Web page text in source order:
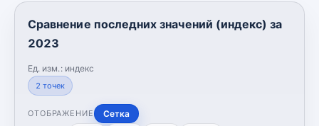
Сравнение последних значений (индекс) за
2023
Ед. изм.: индекс
2 точек
ОТОБРАЖЕНИЕ Сетка